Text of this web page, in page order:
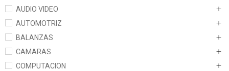
AUDIO VIDEO
AUTOMOTRIZ
BALANZAS
CAMARAS
COMPUTACION